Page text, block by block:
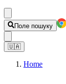
Поле пошуку
🇺🇦
Home